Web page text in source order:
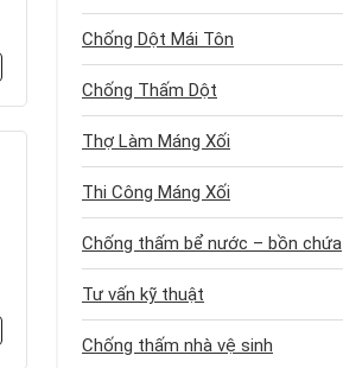
Chống Dột Mái Tôn
Chống Thấm Dột
Thợ Làm Máng Xối
Thi Công Máng Xối
Chống thấm bể nước – bồn chứa
Tư vấn kỹ thuật
Chống thấm nhà vệ sinh